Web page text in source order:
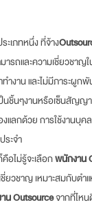
CONTACT
ะเภทหนึ่ง ที่จ้าง
ถและความเชี่ยวชาญใ
ำงาน และไม่มีภาระ
นชิ้นๆงานหรือเซ็นสัญญา
แลกด้วย การใช้งานบุ
ระจำ
อไม่รู้จะเลือกพนักงาน
ยวชาญ เหมาะสมกับตำ
น Outsourceจากที่ไหน